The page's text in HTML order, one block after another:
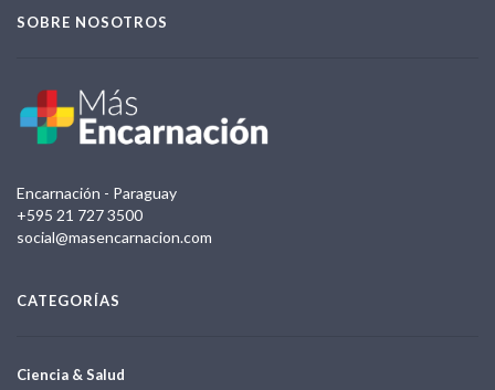
SOBRE NOSOTROS
Encarnación - Paraguay
+595 21 727 3500
social@masencarnacion.com
CATEGORÍAS
Ciencia & Salud